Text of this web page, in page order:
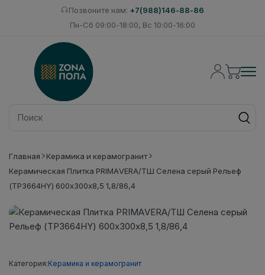
Позвоните нам: +7(988)146-88-86
Пн-Сб 09:00-18:00, Вс 10:00-16:00
Главная
Керамика и керамогранит
Керамическая Плитка PRIMAVERA/ТШ Селена серый Рельеф
(ТР3664НY) 600х300х8,5 1,8/86,4
Категория:Керамика и керамогранит